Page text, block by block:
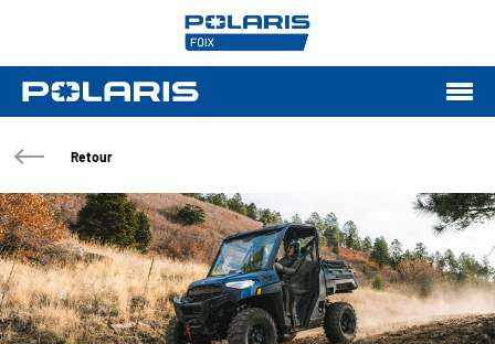
Retour